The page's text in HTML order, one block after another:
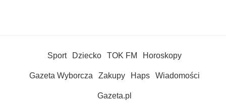
Sport Dziecko TOK FM Horoskopy
Gazeta Wyborcza Zakupy Haps Wiadomości
Gazeta.pl